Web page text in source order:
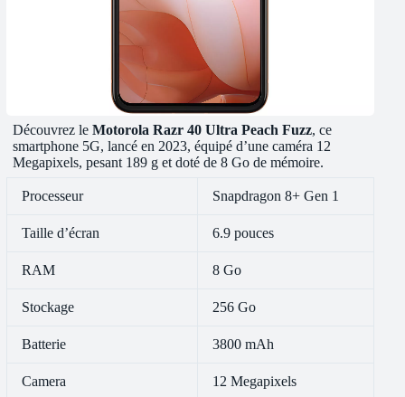
Découvrez leMotorola Razr 40 Ultra Peach Fuzz, ce
smartphone 5G, lancé en 2023, équipé d’une caméra 12
Megapixels, pesant 189 g et doté de 8 Go de mémoire.
Processeur Snapdragon 8+ Gen 1
Taille d’écran 6.9 pouces
RAM 8 Go
Stockage 256 Go
Batterie 3800 mAh
Camera 12 Megapixels